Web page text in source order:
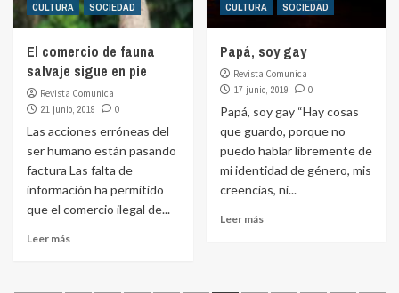
CULTURA SOCIEDAD
El comercio de fauna
salvaje sigue en pie
Revista Comunica
21 junio, 2019
0
Las acciones erróneas del
ser humano están pasando
factura Las falta de
información ha permitido
que el comercio ilegal de...
Leer más
CULTURA SOCIEDAD
Papá, soy gay
Revista Comunica
17 junio, 2019
0
Papá, soy gay “Hay cosas
que guardo, porque no
puedo hablar libremente de
mi identidad de género, mis
creencias, ni...
Leer más